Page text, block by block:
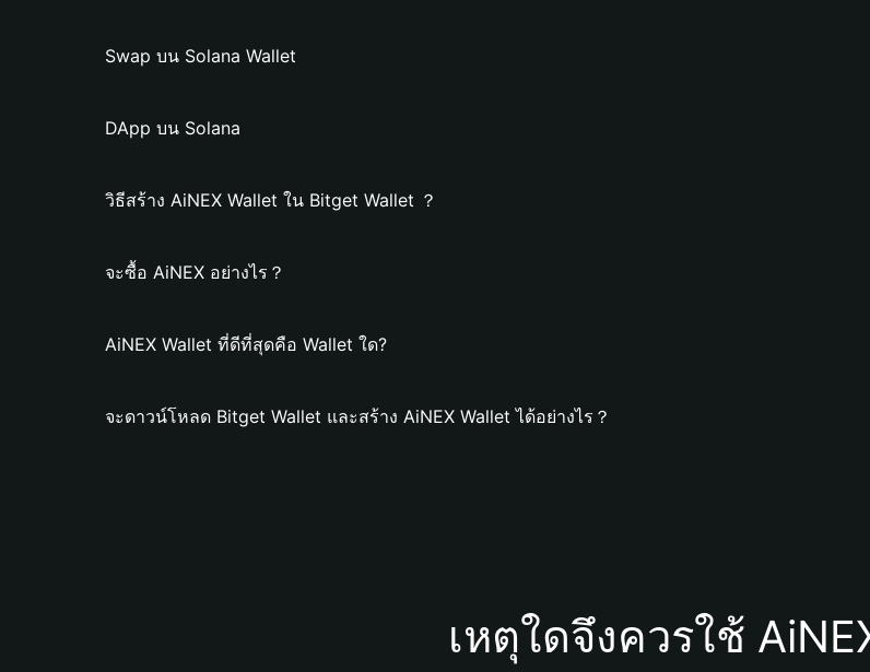
Swap บน Solana Wallet
DApp บน Solana
วิธีสร้าง AiNEX Wallet ใน Bitget Wallet ？
จะซื้อ AiNEX อย่างไร？
AiNEX Wallet ที่ดีที่สุดคือ Wallet ใด?
จะดาวน์โหลด Bitget Wallet และสร้าง AiNEX Wallet ได้อย่างไร？
เหตุใดจึงควรใช้